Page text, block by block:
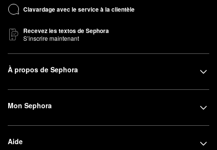
Clavardage avec le service à la clientèle
Recevez les textos de Sephora
S’inscrire maintenant
À propos de Sephora
Mon Sephora
Aide